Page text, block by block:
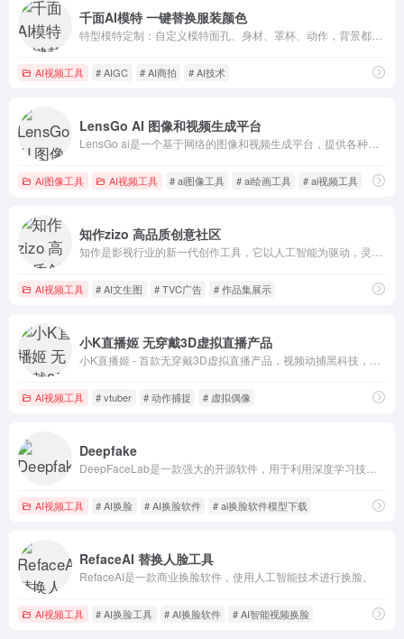
千面AI模特 一键替换服装颜色
AI视频工具 # AIGC # AI商拍 # AI技术
LensGo AI 图像和视频生成平台
AI图像工具 AI视频工具 # ai图像工具 # ai绘画工具 # ai视频工具
知作zizo 高品质创意社区
AI视频工具 # AI文生图 # TVC广告 # 作品集展示
小K直播姬 无穿戴3D虚拟直播产品
AI视频工具 # vtuber # 动作捕捉 # 虚拟偶像
Deepfake
AI视频工具 # AI换脸 # AI换脸软件 # ai换脸软件模型下载
RefaceAI 替换人脸工具
RefaceAI是一款商业换脸软件，使用人工智能技术进行换脸。
AI视频工具 # AI换脸工具 # AI换脸软件 # AI智能视频换脸